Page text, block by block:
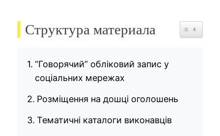
Структура материала
“Говорячий” обліковий запис у
соціальних мережах
Розміщення на дошці оголошень
Тематичні каталоги виконавців